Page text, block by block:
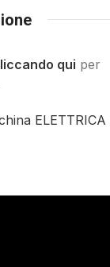
qui per
ELETTRICA